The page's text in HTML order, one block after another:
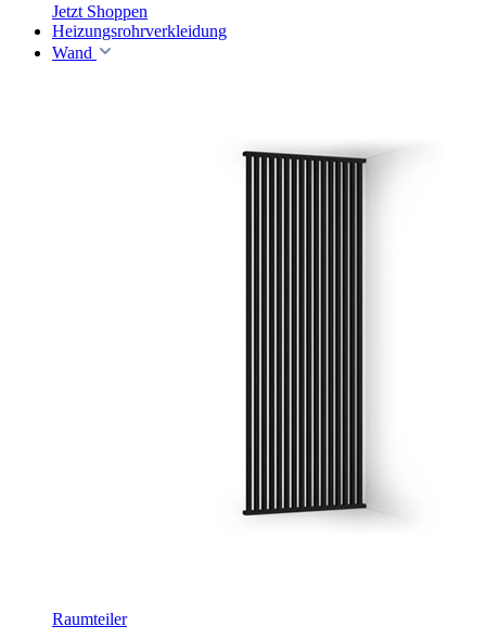
Jetzt Shoppen
Heizungsrohrverkleidung
Wand
Raumteiler